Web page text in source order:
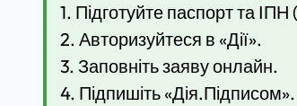
1. Підготуйте паспорт та
2. Авторизуйтеся в «Дії».
3. Заповніть заяву онлайн.
4. Підпишіть «Дія.Підписом».